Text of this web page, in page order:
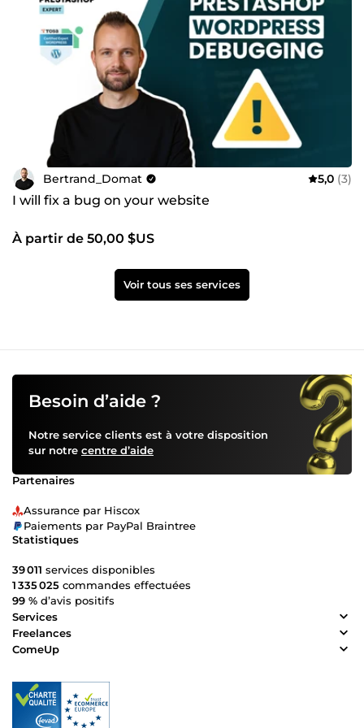
solutions pour atteindre vos objectifs de croissance et de
visibilité. Cliquez sur “Commander” ou “Contacter” pour en
discuter ou obtenir un devis personnalisé. Ensemble,
transformons votre présence en ligne en levier de
croissance ! Bertrand Domat – Développeur Freelance
WordPress &amp; Prestashop BeDOM – Solutions Web
Bertrand_Domat 5,0 (3)
I will fix a bug on your website
À partir de 50,00 $US
Voir tous ses services
Besoin d’aide ?
Notre service clients est à votre disposition
sur notre centre d’aide
Partenaires
Assurance par Hiscox
Paiements par PayPal Braintree
Statistiques
39 011 services disponibles
1 335 025 commandes effectuées
99 % d’avis positifs
Services
Freelances
ComeUp